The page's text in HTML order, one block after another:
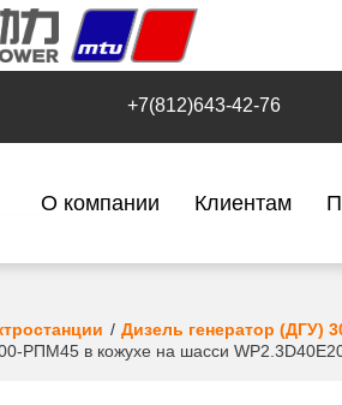
+7(812)643-42-76
О компании Клиентам
Дизель генератор (ДГУ)
РПМ45 в кожухе на шасси